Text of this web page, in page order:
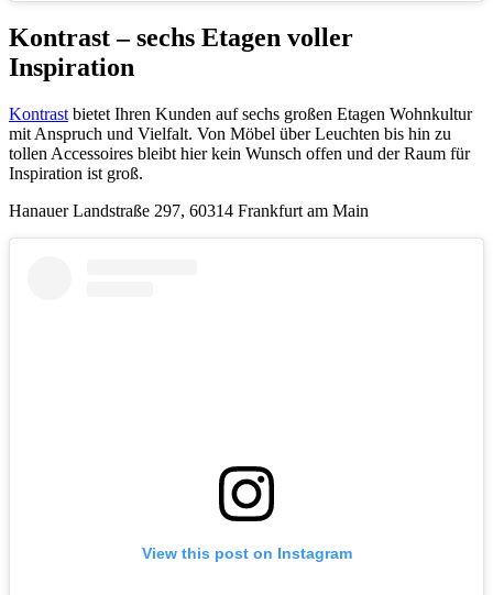
Kontrast – sechs Etagen voller
Inspiration
Kontrast bietet Ihren Kunden auf sechs großen Etagen Wohnkultur
mit Anspruch und Vielfalt. Von Möbel über Leuchten bis hin zu
tollen Accessoires bleibt hier kein Wunsch offen und der Raum für
Inspiration ist groß.
Hanauer Landstraße 297, 60314 Frankfurt am Main
View this post on Instagram